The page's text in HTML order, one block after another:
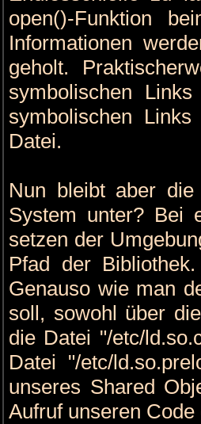
open()-Funktion
Informationen
geholt.
symbolischen
symbolischen
Datei.
Nun bleibt aber
System unter? Bei
setzen der
Pfad der
Genauso wie man
soll, sowohl über
die Datei "/etc/
Datei "/etc/
unseres Shared
Aufruf unseren Code